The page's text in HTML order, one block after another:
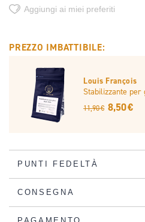
Aggiungi ai miei preferiti
PREZZO IMBATTIBILE:
Louis François
Stabilizzante per
11,90 € 8,50 €
PUNTI FEDELTÀ
CONSEGNA